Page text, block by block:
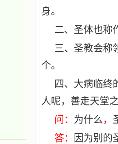
身。
二、圣体也称
三、圣教会称
个。
四、大病临终
人呢，善走天堂
问： 为什么 ，
答：
因为别的